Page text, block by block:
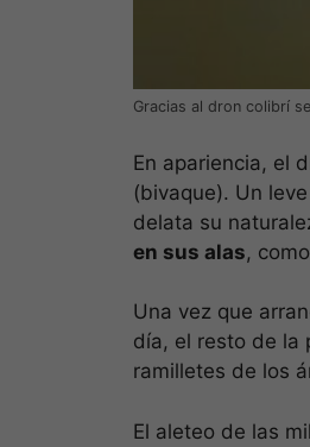
Gracias al dron colibrí
En apariencia, el
(bivaque). Un
delata su
en sus alas,
Una vez que
día, el resto de la
ramilletes de los
El aleteo de las